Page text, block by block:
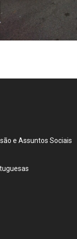
e Assuntos Sociais